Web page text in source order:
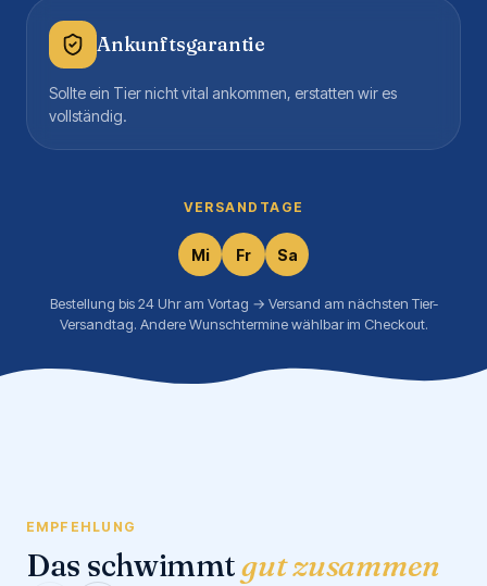
Ankunftsgarantie
Sollte ein Tier nicht vital ankommen, erstatten wir es
vollständig.
VERSANDTAGE
Mi Fr Sa
Bestellung bis 24 Uhr am Vortag → Versand am nächsten Tier-
Versandtag. Andere Wunschtermine wählbar im Checkout.
EMPFEHLUNG
Das schwimmtgut zusammen